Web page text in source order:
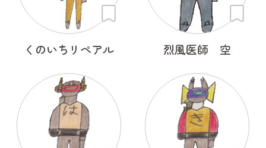
くのいちリペアル 烈風医師 空